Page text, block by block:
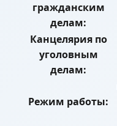
гражданским
делам:
Канцелярия по
уголовным
делам:
Режим работы: